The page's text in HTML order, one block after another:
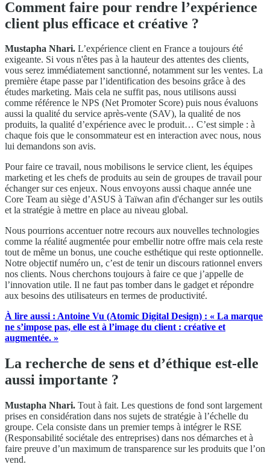
Comment faire pour rendre l’expérience
client plus efficace et créative ?
Mustapha Nhari. L’expérience client en France a toujours été
exigeante. Si vous n'êtes pas à la hauteur des attentes des clients,
vous serez immédiatement sanctionné, notamment sur les ventes. La
première étape passe par l’identification des besoins grâce à des
études marketing. Mais cela ne suffit pas, nous utilisons aussi
comme référence le NPS (Net Promoter Score) puis nous évaluons
aussi la qualité du service après-vente (SAV), la qualité de nos
produits, la qualité d’expérience avec le produit… C’est simple : à
chaque fois que le consommateur est en interaction avec nous, nous
lui demandons son avis.
Pour faire ce travail, nous mobilisons le service client, les équipes
marketing et les chefs de produits au sein de groupes de travail pour
échanger sur ces enjeux. Nous envoyons aussi chaque année une
Core Team au siège d’ASUS à Taïwan afin d'échanger sur les outils
et la stratégie à mettre en place au niveau global.
Nous pourrions accentuer notre recours aux nouvelles technologies
comme la réalité augmentée pour embellir notre offre mais cela reste
tout de même un bonus, une couche esthétique qui reste optionnelle.
Notre objectif numéro un, c’est de tenir un discours rationnel envers
nos clients. Nous cherchons toujours à faire ce que j’appelle de
l’innovation utile. Il ne faut pas tomber dans le gadget et répondre
aux besoins des utilisateurs en termes de productivité.
À lire aussi : Antoine Vu (Atomic Digital Design) : « La marque
ne s’impose pas, elle est à l’image du client : créative et
augmentée. »
La recherche de sens et d’éthique est-elle
aussi importante ?
Mustapha Nhari. Tout à fait. Les questions de fond sont largement
prises en considération dans nos sujets de stratégie à l’échelle du
groupe. Cela consiste dans un premier temps à intégrer le RSE
(Responsabilité sociétale des entreprises) dans nos démarches et à
faire preuve d’un maximum de transparence sur les produits que l’on
vend.